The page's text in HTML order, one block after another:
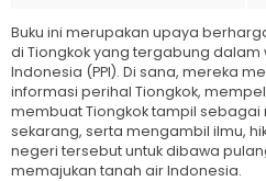
Buku ini merupakan upaya
di Tiongkok yang tergabung dalam
Indonesia (PPI). Di sana, mereka
informasi perihal Tiongkok,
membuat Tiongkok tampil
sekarang, serta mengambil ilmu,
negeri tersebut untuk dibawa
memajukan tanah air Indonesia.